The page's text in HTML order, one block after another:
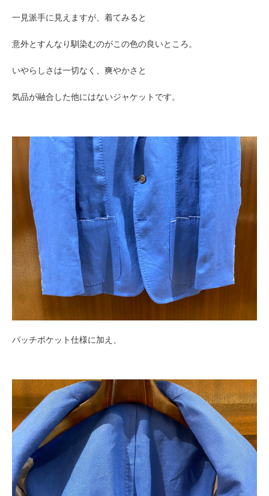
一見派手に見えますが、着てみる と
意外とすんなり馴染むのがこの色の良いところ。
いやらしさは一切なく、爽やかさと
気品が融合した他にはないジャケットです。
パッチポケット仕様に加え、